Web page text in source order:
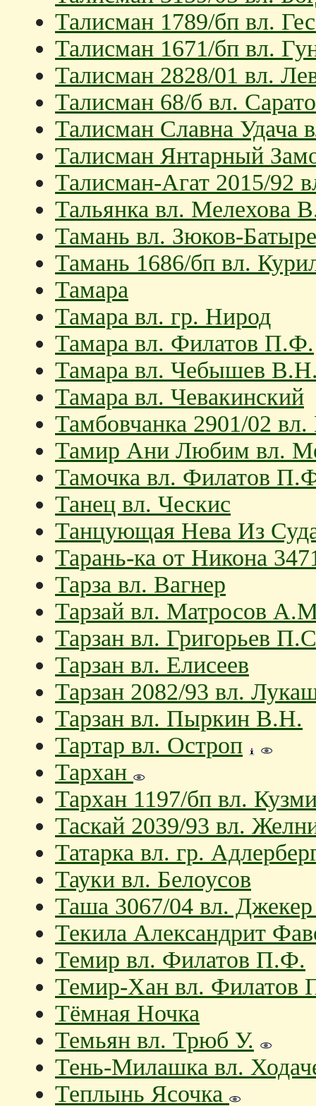
Талисман 1789/бп вл.
Талисман 1671/бп вл.
Талисман 2828/01 вл.
Талисман 68/б вл.
Талисман Славна Удача
Талисман Янтарный
Талисман-Агат 2015/92
Тальянка вл. Мелехова
Тамань вл. Зюков-
Тамань 1686/бп вл.
Тамара
Тамара вл. гр. Нирод
Тамара вл. Филатов П.Ф.
Тамара вл. Чебышев
Тамара вл. Чевакинский
Тамбовчанка 2901/02
Тамир Ани Любим вл.
Тамочка вл. Филатов
Танец вл. Ческис
Танцующая Нева Из
Тарань-ка от Никона
Тарза вл. Вагнер
Тарзай вл. Матросов
Тарзан вл. Григорьев
Тарзан вл. Елисеев
Тарзан 2082/93 вл.
Тарзан вл. Пыркин В.Н.
Тартар вл. Остроп
Тархан
Тархан 1197/бп вл.
Таскай 2039/93 вл.
Татарка вл. гр.
Тауки вл. Белоусов
Таша 3067/04 вл.
Текила Александрит
Темир вл. Филатов П.Ф.
Темир-Хан вл. Филатов
Тёмная Ночка
Темьян вл. Трюб У.
Тень-Милашка вл.
Теплынь Ясочка